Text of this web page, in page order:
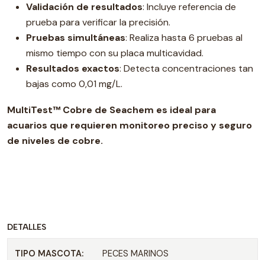
Validación de resultados: Incluye referencia de
prueba para verificar la precisión.
Pruebas simultáneas: Realiza hasta 6 pruebas al
mismo tiempo con su placa multicavidad.
Resultados exactos: Detecta concentraciones tan
bajas como 0,01 mg/L.
MultiTest™ Cobre de Seachem es ideal para
acuarios que requieren monitoreo preciso y seguro
de niveles de cobre.
DETALLES
TIPO MASCOTA: PECES MARINOS